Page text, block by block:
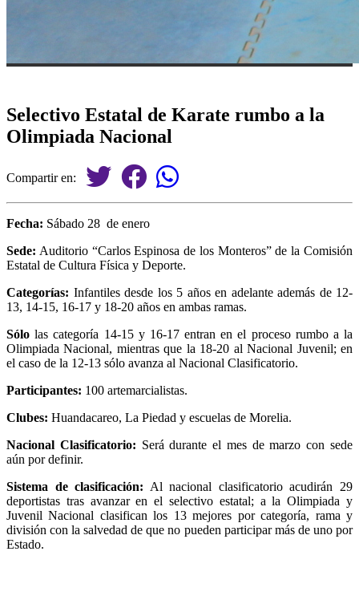
Selectivo Estatal de Karate rumbo a la
Olimpiada Nacional
Compartir en:
Fecha: Sábado 28 de enero
Sede: Auditorio “Carlos Espinosa de los Monteros” de la Comisión
Estatal de Cultura Física y Deporte.
Categorías: Infantiles desde los 5 años en adelante además de 12-
13, 14-15, 16-17 y 18-20 años en ambas ramas.
Sólolas categoría 14-15 y 16-17 entran en el proceso rumbo a la
Olimpiada Nacional, mientras que la 18-20 al Nacional Juvenil; en
el caso de la 12-13 sólo avanza al Nacional Clasificatorio.
Participantes: 100 artemarcialistas.
Clubes: Huandacareo, La Piedad y escuelas de Morelia.
Nacional Clasificatorio: Será durante el mes de marzo con sede
aún por definir.
Sistema de clasificación: Al nacional clasificatorio acudirán 29
deportistas tras avanzar en el selectivo estatal; a la Olimpiada y
Juvenil Nacional clasifican los 13 mejores por categoría, rama y
división con la salvedad de que no pueden participar más de uno por
Estado.